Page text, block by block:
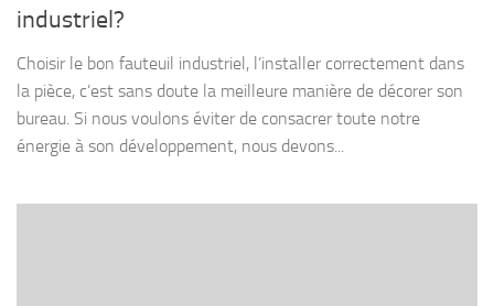
industriel?
Choisir le bon fauteuil industriel, l’installer correctement dans
la pièce, c’est sans doute la meilleure manière de décorer son
bureau. Si nous voulons éviter de consacrer toute notre
énergie à son développement, nous devons...